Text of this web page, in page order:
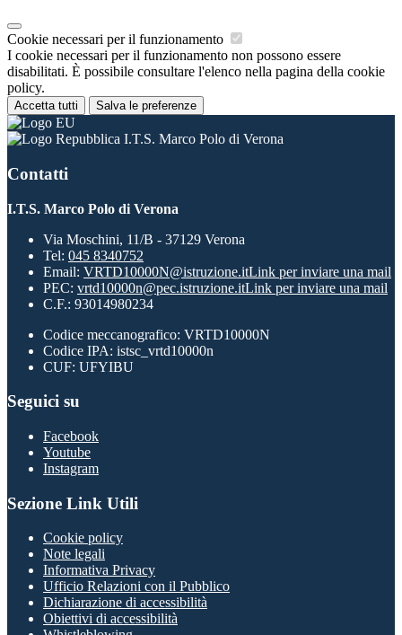
Cookie necessari per il funzionamento
I cookie necessari per il funzionamento non possono essere
disabilitati. È possibile consultare l'elenco nella pagina della cookie
policy.
Accetta tutti Salva le preferenze
I.T.S. Marco Polo di Verona
Contatti
I.T.S. Marco Polo di Verona
Via Moschini, 11/B - 37129 Verona
Tel: 045 8340752
Email: VRTD10000N@istruzione.itLink per inviare una mail
PEC: vrtd10000n@pec.istruzione.itLink per inviare una mail
C.F.: 93014980234
Codice meccanografico: VRTD10000N
Codice IPA: istsc_vrtd10000n
CUF: UFYIBU
Seguici su
Facebook
Youtube
Instagram
Sezione Link Utili
Cookie policy
Note legali
Informativa Privacy
Ufficio Relazioni con il Pubblico
Dichiarazione di accessibilità
Obiettivi di accessibilità